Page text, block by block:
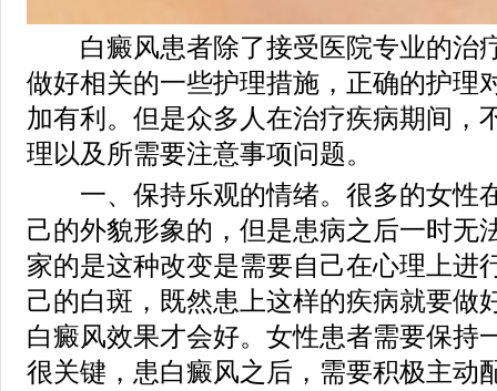
白癜风患者除了接受医院专业的治
做好相关的一些护理措施，正确的护理
加有利。但是众多人在治疗疾病期间，
理以及所需要注意事项问题。
一、保持乐观的情绪。很多的女性
己的外貌形象的，但是患病之后一时无
家的是这种改变是需要自己在心理上进
己的白斑，既然患上这样的疾病就要做
白癜风效果才会好。女性患者需要保持
很关键，患白癜风之后，需要积极主动